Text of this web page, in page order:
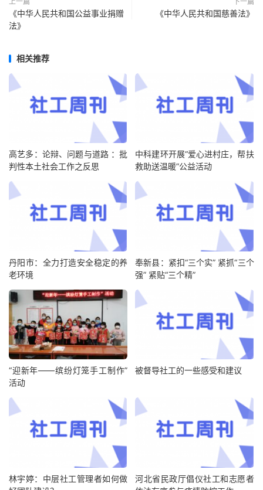
《中华人民共和国公益事业捐赠
法》
《中华人民共和国慈善法》
相关推荐
高艺多：论辩、问题与道路 ：批
判性本土社会工作之反思
中科建环开展“爱心进村庄，帮扶
救助送温暖”公益活动
丹阳市：全力打造安全稳定的养
老环境
奉新县：紧扣“三个实” 紧抓“三个
强” 紧贴“三个精”
“迎新年——缤纷灯笼手工制作”
活动
被督导社工的一些感受和建议
林宇婷：中层社工管理者如何做
河北省民政厅倡仪社工和志愿者